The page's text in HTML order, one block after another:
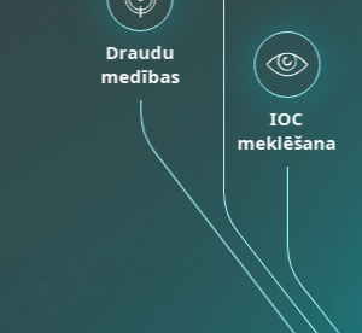
Draudu
medības
IOC
meklēšana